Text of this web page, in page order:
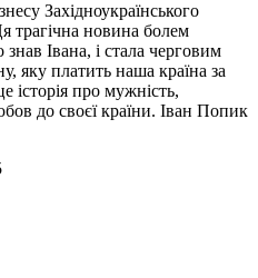
Західноукраїнського
трагічна новина болем
знав Івана, і стала черговим
яку платить наша країна за
історія про мужність,
до своєї країни. Іван Попик